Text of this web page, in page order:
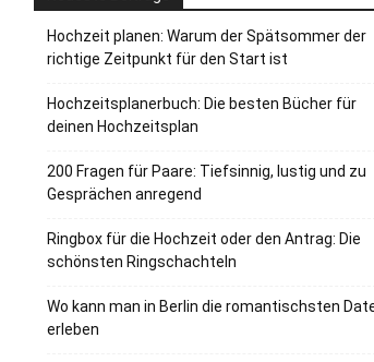
Hochzeit planen: Warum der Spätsommer der
richtige Zeitpunkt für den Start ist
Hochzeitsplanerbuch: Die besten Bücher für
deinen Hochzeitsplan
200 Fragen für Paare: Tiefsinnig, lustig und zu
Gesprächen anregend
Ringbox für die Hochzeit oder den Antrag: Die
schönsten Ringschachteln
Wo kann man in Berlin die romantischsten
erleben